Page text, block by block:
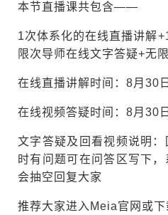
本节直播课共包含——
1次体系化的在线直播讲解
限次导师在线文字答疑+无
在线直播讲解时间：8月
在线视频答疑时间：8月
文字答疑及回看视频说明
时有问题可在问答区写下
会抽空回复大家
推荐大家进入Meia官网或